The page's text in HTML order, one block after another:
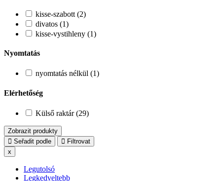
kisse-szabott (2)
divatos (1)
kisse-vystihleny (1)
Nyomtatás
nyomtatás nélkül (1)
Elérhetőség
Külső raktár (29)
Zobrazit produkty
Seřadit podle
Filtrovat
x
Legutolsó
Legkedveltebb